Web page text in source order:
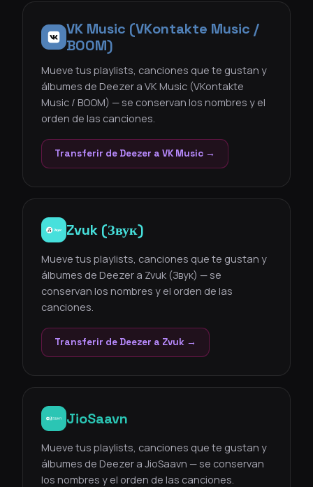
VK Music (VKontakte Music /
BOOM)
Mueve tus playlists, canciones que te gustan y
álbumes de Deezer a VK Music (VKontakte
Music / BOOM) — se conservan los nombres y el
orden de las canciones.
Transferir de Deezer a VK Music →
Zvuk (Звук)
Mueve tus playlists, canciones que te gustan y
álbumes de Deezer a Zvuk (Звук) — se
conservan los nombres y el orden de las
canciones.
Transferir de Deezer a Zvuk →
JioSaavn
Mueve tus playlists, canciones que te gustan y
álbumes de Deezer a JioSaavn — se conservan
los nombres y el orden de las canciones.